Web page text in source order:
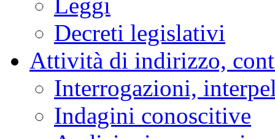
Leggi
Decreti legislativi
Attività di indirizzo,
Interrogazioni,
Indagini conoscitive